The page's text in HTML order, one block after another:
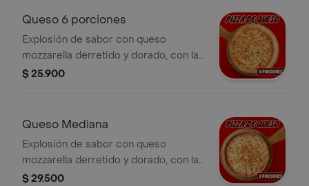
Pimienta Roja y Pepperoncini.
Queso 6 porciones
Explosión de sabor con queso
mozzarella derretido y dorado, con la
salsa pizza de Papa Johns con su
Pepperoncini.
$ 25.900
Queso Mediana
Explosión de sabor con queso
mozzarella derretido y dorado, con la
salsa pizza de Papa Johns con su
$ 29.500